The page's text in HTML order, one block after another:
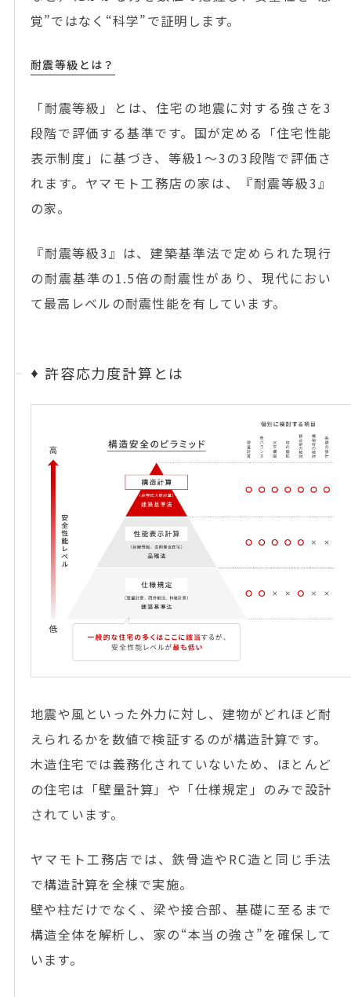
覚”ではなく“科学”で証明します。
耐震等級とは？
「耐震等級」とは、住宅の地震に対する強さを3
段階で評価する基準です。国が定める「住宅性能
表示制度」に基づき、等級1～3の3段階で評価さ
れます。ヤマモト工務店の家は、『耐震等級3』
の家。
『耐震等級3』は、建築基準法で定められた現行
の耐震基準の1.5倍の耐震性があり、現代におい
て最高レベルの耐震性能を有しています。
許容応力度計算とは
地震や風といった外力に対し、建物がどれほど耐
えられるかを数値で検証するのが構造計算です。
木造住宅では義務化されていないため、ほとんど
の住宅は「壁量計算」や「仕様規定」のみで設計
されています。
ヤマモト工務店では、鉄骨造やRC造と同じ手法
で構造計算を全棟で実施。
壁や柱だけでなく、梁や接合部、基礎に至るまで
構造全体を解析し、家の“本当の強さ”を確保して
います。